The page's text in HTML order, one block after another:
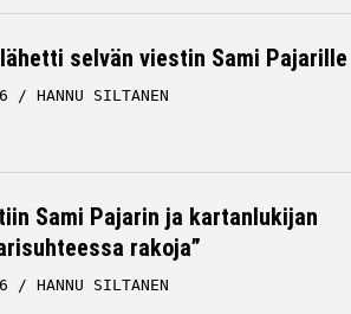
selvän viestin Sami Pajarille
HANNU SILTANEN
Sami Pajarin ja kartanlukijan
rakoja”
HANNU SILTANEN